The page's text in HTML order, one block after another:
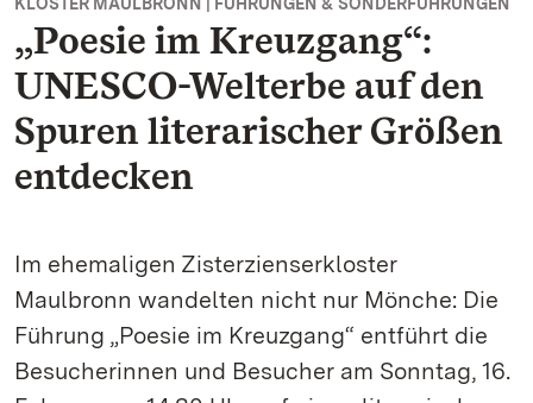
„Poesie im Kreuzgang“:
UNESCO-Welterbe auf den
Spuren literarischer Größen
entdecken
Im ehemaligen Zisterzienserkloster
Maulbronn wandelten nicht nur Mönche: Die
Führung „Poesie im Kreuzgang“ entführt die
Besucherinnen und Besucher am Sonntag, 16.